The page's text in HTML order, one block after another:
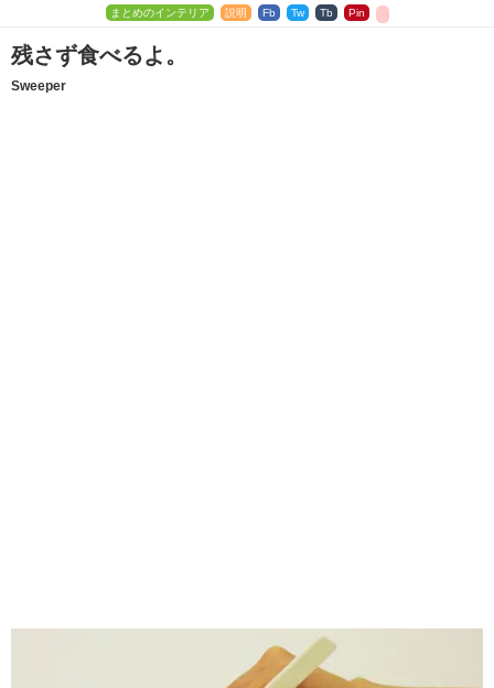
まとめのインテリア 説明 Fb Tw Tb Pin
残さず食べるよ。
Sweeper